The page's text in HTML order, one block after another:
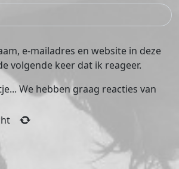
e-mailadres en website in deze
volgende keer dat ik reageer.
We hebben graag reacties van